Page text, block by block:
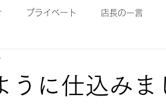
プライベート 店長の一言
うに仕込みま